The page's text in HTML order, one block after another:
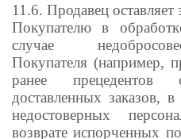
11.6. Продавец оставляет
Покупателю в
случае
Покупателя (например,
ранее
доставленных заказов, в
недостоверных
возврате испорченных